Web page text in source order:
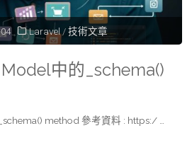
Laravel / 技術文章
中的_schema()
method 參考資料 : https:/ …